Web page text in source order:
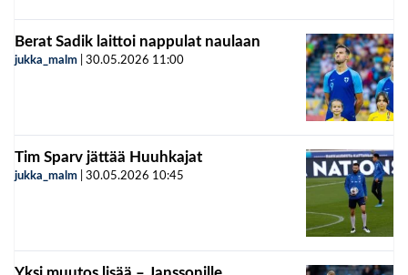
Berat Sadik laittoi nappulat naulaan
jukka_malm 30.05.2026 11:00
Tim Sparv jättää Huuhkajat
jukka_malm 30.05.2026 10:45